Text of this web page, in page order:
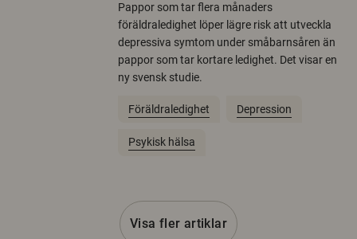
Pappor som tar flera månaders
föräldraledighet löper lägre risk att utveckla
depressiva symtom under småbarnsåren än
pappor som tar kortare ledighet. Det visar en
ny svensk studie.
Föräldraledighet Depression
Psykisk hälsa
Visa fler artiklar